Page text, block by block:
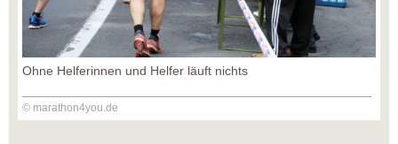
Ohne Helferinnen und Helfer läuft nichts
© marathon4you.de